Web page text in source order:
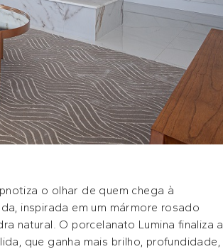
o olhar de quem chega à
inspirada em um mármore rosado
natural. O porcelanato Lumina finaliza a
que ganha mais brilho, profundidade,